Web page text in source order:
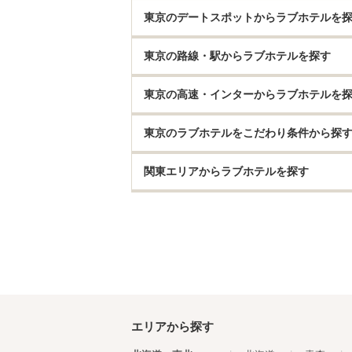
東京のデートスポットからラブホテルを
東京の路線・駅からラブホテルを探す
東京の高速・インターからラブホテルを
東京のラブホテルをこだわり条件から探す
関東エリアからラブホテルを探す
エリアから探す